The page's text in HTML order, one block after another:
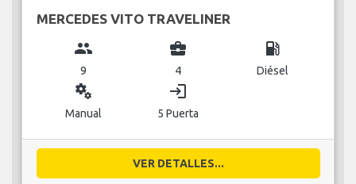
MERCEDES VITO TRAVELINER
group
9
business_center
4
local_gas_station
Diésel
miscellaneous_services
Manual
login
5 Puerta
VER DETALLES...